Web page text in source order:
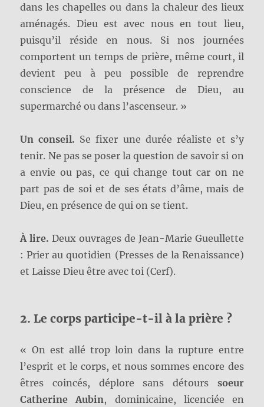
dans les chapelles ou dans la chaleur des lieux
aménagés. Dieu est avec nous en tout lieu,
puisqu’il réside en nous. Si nos journées
comportent un temps de prière, même court, il
devient peu à peu possible de reprendre
conscience de la présence de Dieu, au
supermarché ou dans l’ascenseur. »
Un conseil. Se fixer une durée réaliste et s’y
tenir. Ne pas se poser la question de savoir si on
a envie ou pas, ce qui change tout car on ne
part pas de soi et de ses états d’âme, mais de
Dieu, en présence de qui on se tient.
À lire. Deux ouvrages de Jean-Marie Gueullette
: Prier au quotidien (Presses de la Renaissance)
et Laisse Dieu être avec toi (Cerf).
2. Le corps participe-t-il à la prière ?
« On est allé trop loin dans la rupture entre
l’esprit et le corps, et nous sommes encore des
êtres coincés, déplore sans détours soeur
Catherine Aubin, dominicaine, licenciée en